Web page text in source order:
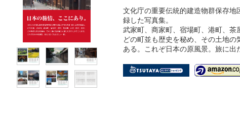
文化庁の重要伝統的建造物群保存地
録した写真集。
武家町、商家町、宿場町、港町、茶
どの町並も歴史を秘め、その土地
ある。これぞ日本の原風景。旅に出